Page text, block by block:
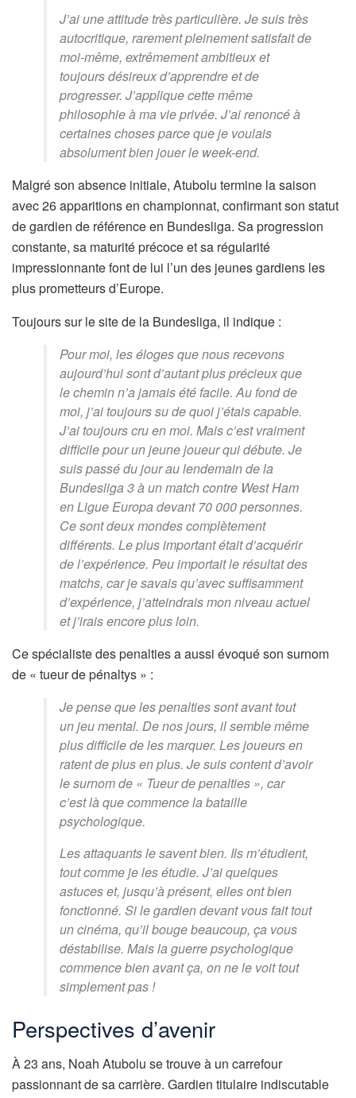
J’ai une attitude très particulière. Je suis très
autocritique, rarement pleinement satisfait de
moi-même, extrêmement ambitieux et
toujours désireux d’apprendre et de
progresser. J’applique cette même
philosophie à ma vie privée. J’ai renoncé à
certaines choses parce que je voulais
absolument bien jouer le week-end.
Malgré son absence initiale, Atubolu termine la saison
avec 26 apparitions en championnat, confirmant son statut
de gardien de référence en Bundesliga. Sa progression
constante, sa maturité précoce et sa régularité
impressionnante font de lui l’un des jeunes gardiens les
plus prometteurs d’Europe.
Toujours sur le site de la Bundesliga, il indique :
Pour moi, les éloges que nous recevons
aujourd’hui sont d’autant plus précieux que
le chemin n’a jamais été facile. Au fond de
moi, j’ai toujours su de quoi j’étais capable.
J’ai toujours cru en moi. Mais c’est vraiment
difficile pour un jeune joueur qui débute. Je
suis passé du jour au lendemain de la
Bundesliga 3 à un match contre West Ham
en Ligue Europa devant 70 000 personnes.
Ce sont deux mondes complètement
différents. Le plus important était d’acquérir
de l’expérience. Peu importait le résultat des
matchs, car je savais qu’avec suffisamment
d’expérience, j’atteindrais mon niveau actuel
et j’irais encore plus loin.
Ce spécialiste des penalties a aussi évoqué son surnom
de « tueur de pénaltys » :
Je pense que les penalties sont avant tout
un jeu mental. De nos jours, il semble même
plus difficile de les marquer. Les joueurs en
ratent de plus en plus. Je suis content d’avoir
le surnom de « Tueur de penalties », car
c’est là que commence la bataille
psychologique.
Les attaquants le savent bien. Ils m’étudient,
tout comme je les étudie. J’ai quelques
astuces et, jusqu’à présent, elles ont bien
fonctionné. Si le gardien devant vous fait tout
un cinéma, qu’il bouge beaucoup, ça vous
déstabilise. Mais la guerre psychologique
commence bien avant ça, on ne le voit tout
simplement pas !
Perspectives d’avenir
À 23 ans, Noah Atubolu se trouve à un carrefour
passionnant de sa carrière. Gardien titulaire indiscutable